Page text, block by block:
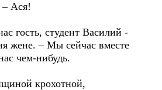
– Ася!
гость, студент Василий -
жене. – Мы сейчас вместе
чем-нибудь.
крохотной,